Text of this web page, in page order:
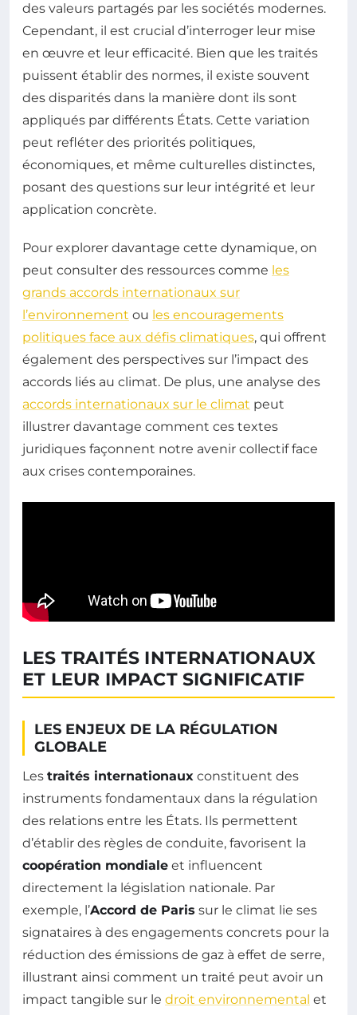
des valeurs partagés par les sociétés modernes.
Cependant, il est crucial d’interroger leur mise
en œuvre et leur efficacité. Bien que les traités
puissent établir des normes, il existe souvent
des disparités dans la manière dont ils sont
appliqués par différents États. Cette variation
peut refléter des priorités politiques,
économiques, et même culturelles distinctes,
posant des questions sur leur intégrité et leur
application concrète.
Pour explorer davantage cette dynamique, on
peut consulter des ressources comme les
grands accords internationaux sur
l’environnement ou les encouragements
politiques face aux défis climatiques, qui offrent
également des perspectives sur l’impact des
accords liés au climat. De plus, une analyse des
accords internationaux sur le climat peut
illustrer davantage comment ces textes
juridiques façonnent notre avenir collectif face
aux crises contemporaines.
LES TRAITÉS INTERNATIONAUX
ET LEUR IMPACT SIGNIFICATIF
LES ENJEUX DE LA RÉGULATION
GLOBALE
Les traités internationaux constituent des
instruments fondamentaux dans la régulation
des relations entre les États. Ils permettent
d’établir des règles de conduite, favorisent la
coopération mondiale et influencent
directement la législation nationale. Par
exemple, l’Accord de Paris sur le climat lie ses
signataires à des engagements concrets pour la
réduction des émissions de gaz à effet de serre,
illustrant ainsi comment un traité peut avoir un
impact tangible sur le droit environnemental et